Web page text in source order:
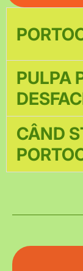
PULPA
FELII.
CÂND